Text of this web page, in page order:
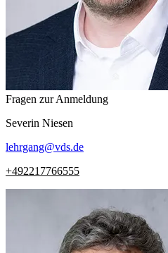
Fragen zur Anmeldung
Severin Niesen
lehrgang@vds.de
+492217766555